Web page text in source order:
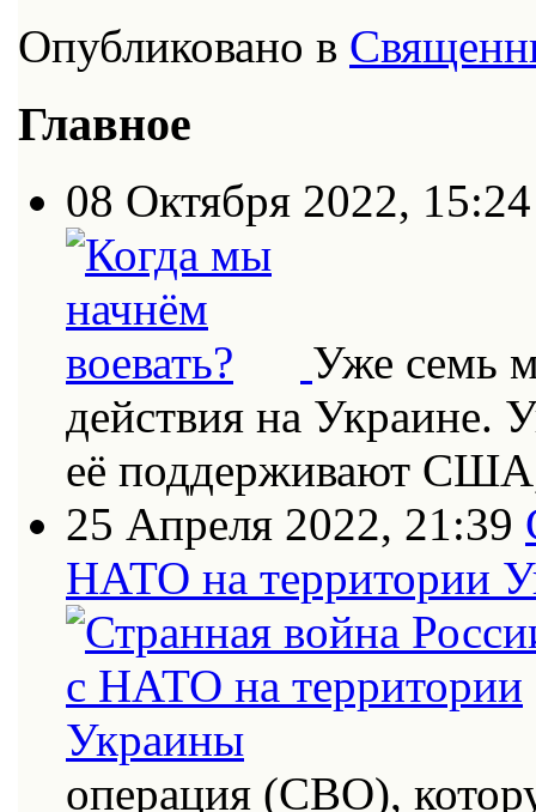
Опубликовано в
Главное
08 Октября 2022, 15:24
Уже семь
действия на Украине.
её поддерживают
25 Апреля 2022, 21:39
НАТО на территории
операция (СВО),